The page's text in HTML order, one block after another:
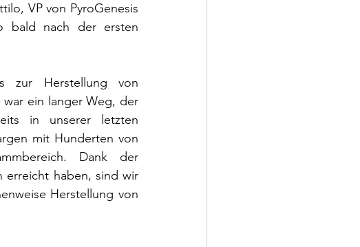
VP von PyroGenesis
bald nach der ersten
zur Herstellung von
ein langer Weg, der
in unserer letzten
mit Hunderten von
Dank der
erreicht haben, sind wir
Herstellung von